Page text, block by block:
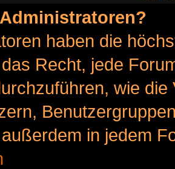
haben die
Recht, jede
wie
in jedem